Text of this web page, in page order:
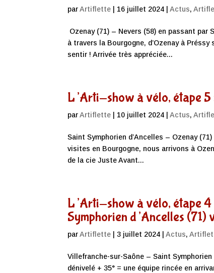
parArtiflette 16 juillet 2024 |Actus,
Ozenay (71) – Nevers (58) en passant
à travers la Bourgogne, d’Ozenay à
sentir ! Arrivée très appréciée...
L’Arti-show à vélo, étape 5
parArtiflette 10 juillet 2024 |Actus,
Saint Symphorien d’Ancelles – Ozenay
visites en Bourgogne, nous arrivons à
de la cie Juste Avant...
L’Arti-show à vélo, étape
Symphorien d’Ancelles (71)
parArtiflette |3 juillet 2024 |Actus,
Villefranche-sur-Saône – Saint
dénivelé + 35° = une équipe rincée en